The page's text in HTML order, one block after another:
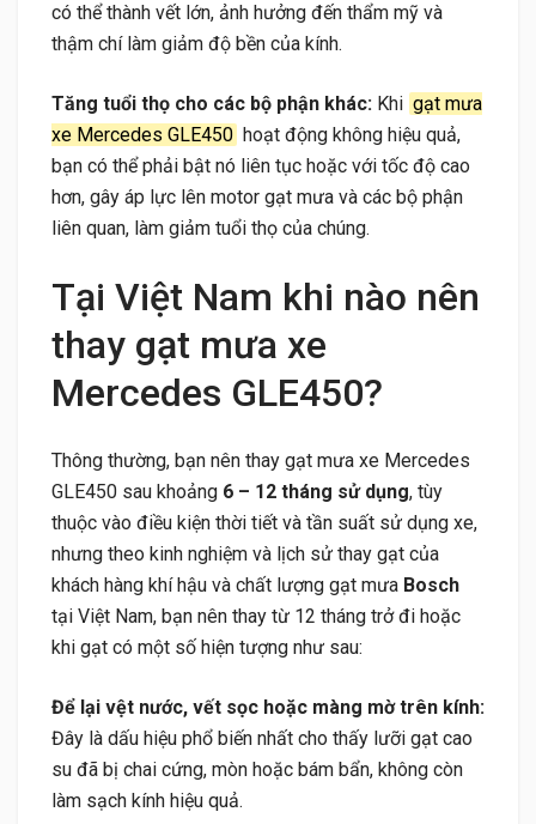
có thể thành vết lớn, ảnh hưởng đến thẩm mỹ và
thậm chí làm giảm độ bền của kính.
Tăng tuổi thọ cho các bộ phận khác: Khi gạt mưa
xe Mercedes GLE450 hoạt động không hiệu quả,
bạn có thể phải bật nó liên tục hoặc với tốc độ cao
hơn, gây áp lực lên motor gạt mưa và các bộ phận
liên quan, làm giảm tuổi thọ của chúng.
Tại Việt Nam khi nào nên
thay gạt mưa xe
Mercedes GLE450?
Thông thường, bạn nên thay gạt mưa xe Mercedes
GLE450 sau khoảng 6 – 12 tháng sử dụng, tùy
thuộc vào điều kiện thời tiết và tần suất sử dụng xe,
nhưng theo kinh nghiệm và lịch sử thay gạt của
khách hàng khí hậu và chất lượng gạt mưa Bosch
tại Việt Nam, bạn nên thay từ 12 tháng trở đi hoặc
khi gạt có một số hiện tượng như sau:
Để lại vệt nước, vết sọc hoặc màng mờ trên kính:
Đây là dấu hiệu phổ biến nhất cho thấy lưỡi gạt cao
su đã bị chai cứng, mòn hoặc bám bẩn, không còn
làm sạch kính hiệu quả.